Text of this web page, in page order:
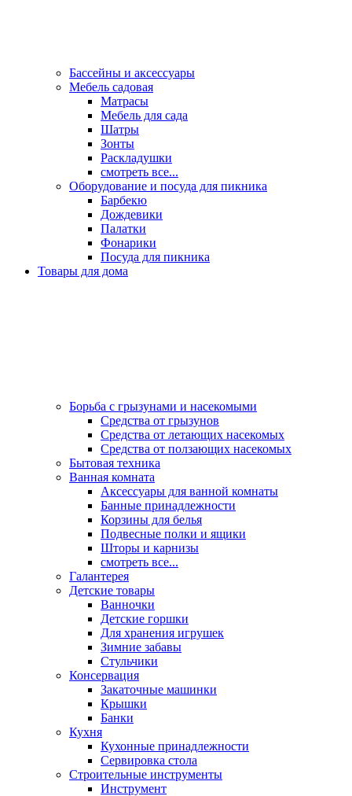
Бассейны и аксессуары
Мебель садовая
Матрасы
Мебель для сада
Шатры
Зонты
Раскладушки
смотреть все...
Оборудование и посуда для пикника
Барбекю
Дождевики
Палатки
Фонарики
Посуда для пикника
Товары для дома
Борьба с грызунами и насекомыми
Средства от грызунов
Средства от летающих насекомых
Средства от ползающих насекомых
Бытовая техника
Ванная комната
Аксессуары для ванной комнаты
Банные принадлежности
Корзины для белья
Подвесные полки и ящики
Шторы и карнизы
смотреть все...
Галантерея
Детские товары
Ванночки
Детские горшки
Для хранения игрушек
Зимние забавы
Стульчики
Консервация
Закаточные машинки
Крышки
Банки
Кухня
Кухонные принадлежности
Сервировка стола
Строительные инструменты
Инструмент